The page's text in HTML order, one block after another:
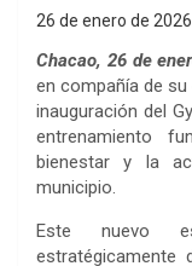
26 de enero de 2026
Chacao, 26 de
en compañía de
inauguración del
entrenamiento
bienestar y la
municipio.
Este nuevo
estratégicamente